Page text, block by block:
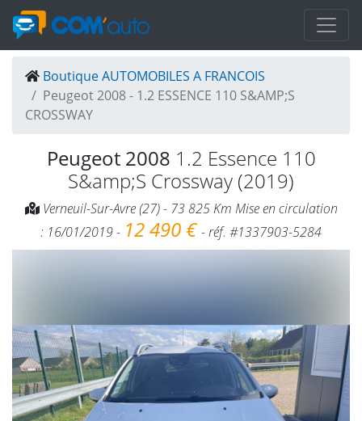
Boutique AUTOMOBILES A FRANCOIS
Peugeot 2008 - 1.2 ESSENCE 110 S&AMP;S
CROSSWAY
Peugeot 2008 1.2 Essence 110
S&amp;S Crossway (2019)
Verneuil-Sur-Avre (27) - 73 825 Km Mise en circulation
: 16/01/2019 - 12 490 €- réf. #1337903-5284